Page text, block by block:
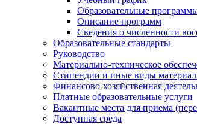
Образовательные
Описание программ
Сведения о численности
Образовательные стандарты
Руководство
Материально-техническое
Стипендии и иные виды
Финансово-хозяйственная
Платные образовательные услуги
Вакантные места для приема
Доступная среда